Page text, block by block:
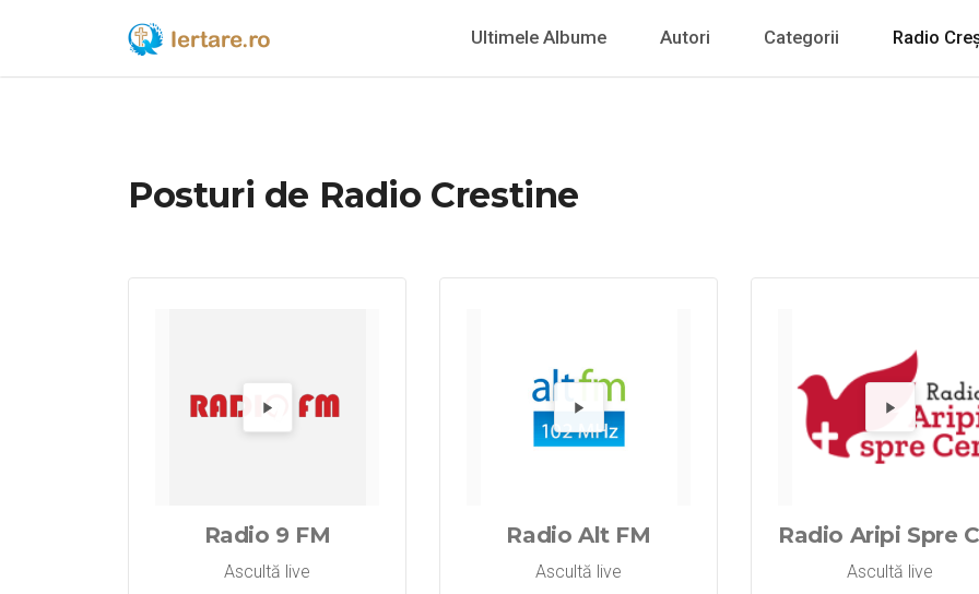
Ultimele Albume Autori Categorii Radio
Posturi de Radio Crestine
Redă Radio 9 FM
Radio 9 FM
Ascultă live
Redă
Radio Alt FM
Ascultă live
Radio Aripi Spre
Ascultă live